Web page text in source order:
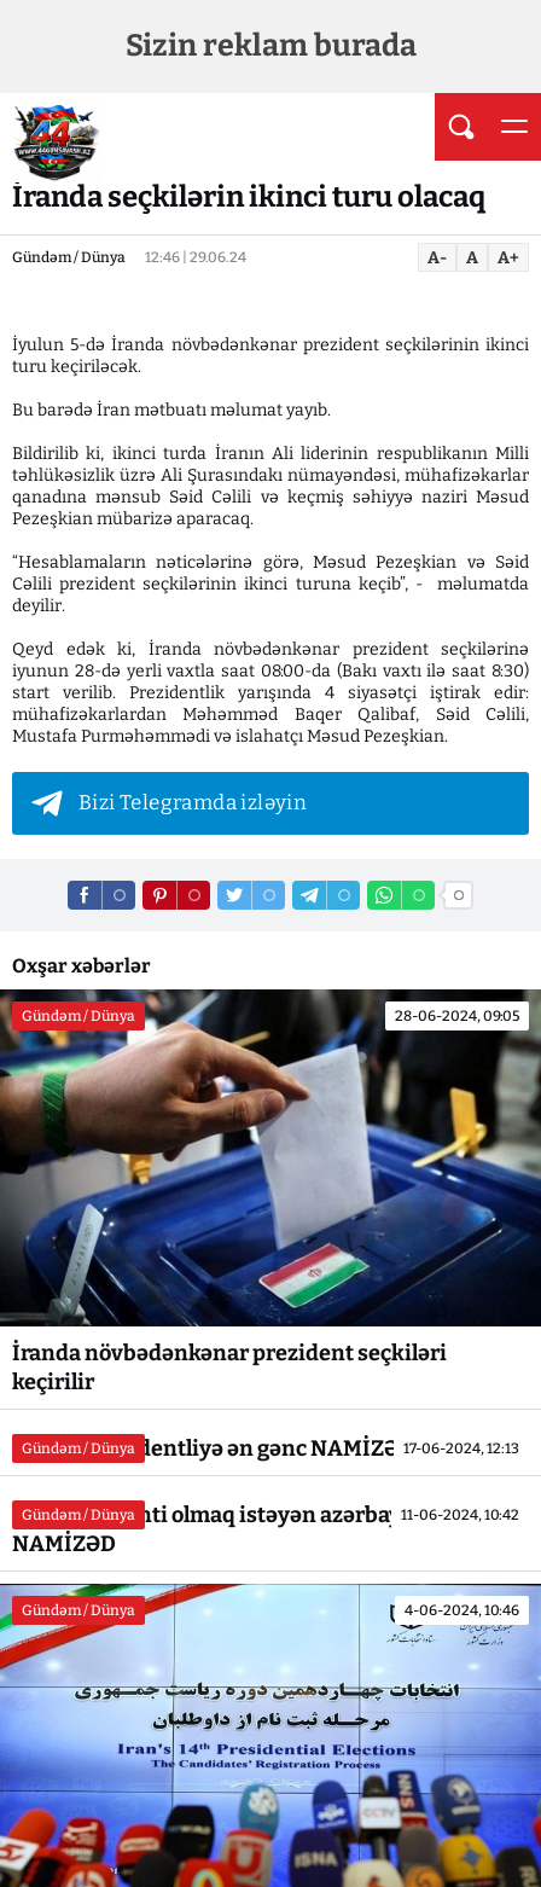
Sizin reklam burada
İranda seçkilərin ikinci turu olacaq
Gündəm / Dünya 12:46 | 29.06.24 A- A A+
İyulun 5-də İranda növbədənkənar prezident seçkilərinin ikinci
turu keçiriləcək.
Bu barədə İran mətbuatı məlumat yayıb.
Bildirilib ki, ikinci turda İranın Ali liderinin respublikanın Milli
təhlükəsizlik üzrə Ali Şurasındakı nümayəndəsi, mühafizəkarlar
qanadına mənsub Səid Cəlili və keçmiş səhiyyə naziri Məsud
Pezeşkian mübarizə aparacaq.
“Hesablamaların nəticələrinə görə, Məsud Pezeşkian və Səid
Cəlili prezident seçkilərinin ikinci turuna keçib”, - məlumatda
deyilir.
Qeyd edək ki, İranda növbədənkənar prezident seçkilərinə
iyunun 28-də yerli vaxtla saat 08:00-da (Bakı vaxtı ilə saat 8:30)
start verilib. Prezidentlik yarışında 4 siyasətçi iştirak edir:
mühafizəkarlardan Məhəmməd Baqer Qalibaf, Səid Cəlili,
Mustafa Purməhəmmədi və islahatçı Məsud Pezeşkian.
Bizi Telegramda izləyin
Oxşar xəbərlər
Gündəm / Dünya 28-06-2024, 09:05
İranda növbədənkənar prezident seçkiləri
keçirilir
Gündəm / Dünya 17-06-2024, 12:13
İranda prezidentliyə ən gənc NAMİZƏD - DOSYE
Gündəm / Dünya 11-06-2024, 10:42
İran prezidenti olmaq istəyən azərbaycanlı
NAMİZƏD
Gündəm / Dünya 4-06-2024, 10:46